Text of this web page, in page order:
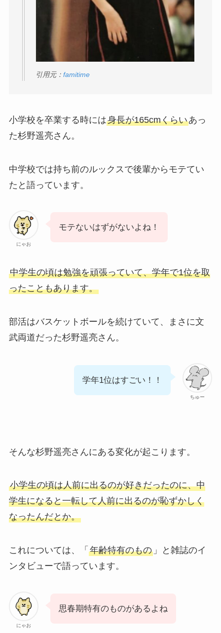
引用元： famitime
小学校を卒業する時には身長が165cmくらいあっ
た杉野遥亮さん。
中学校では持ち前のルックスで後輩からモテてい
たと語っています。
にゃお
モテないはずがないよね！
中学生の頃は勉強を頑張っていて、学年で1位を取
ったこともあります。
部活はバスケットボールを続けていて、まさに文
武両道だった杉野遥亮さん。
ちゅー
学年1位はすごい！！
そんな杉野遥亮さんにある変化が起こります。
小学生の頃は人前に出るのが好きだったのに、中
学生になると一転して人前に出るのが恥ずかしく
なったんだとか。
これについては、「 年齢特有のもの」と雑誌のイ
ンタビューで語っています。
にゃお
思春期特有のものがあるよね